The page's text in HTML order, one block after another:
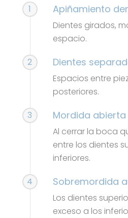
1 Apiñamiento
Dientes girados,
espacio.
2
Dientes
Espacios entre
posteriores.
3
Mordida abierta
Al cerrar la boca
entre los dientes
inferiores.
4
Sobremordida
Los dientes
exceso a los